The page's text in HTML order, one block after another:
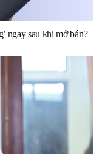
ngay sau khi mở bán?